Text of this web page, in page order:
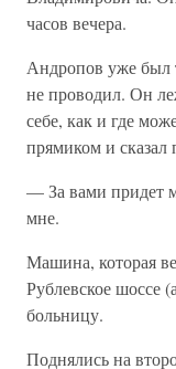
часов вечера.
Андропов уже был
не проводил. Он
себе, как и где
прямиком и
— За вами придет
мне.
Машина, которая
Рублевское
больницу.
Поднялись на